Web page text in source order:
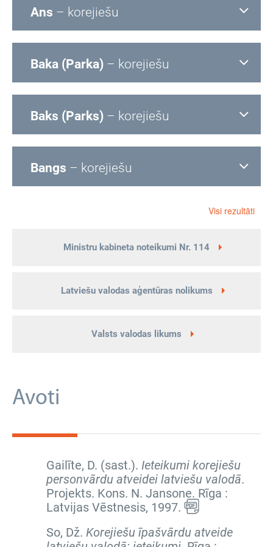
Ans – korejiešu
Baka (Parka) – korejiešu
Baks (Parks) – korejiešu
Bangs – korejiešu
Visi rezultāti
Ministru kabineta noteikumi Nr. 114
Latviešu valodas aģentūras nolikums
Valsts valodas likums
Avoti
Gailīte, D. (sast.). Ieteikumi korejiešu
personvārdu atveidei latviešu valodā.
Projekts. Kons. N. Jansone. Rīga :
Latvijas Vēstnesis, 1997.
So, Dž. Korejiešu īpašvārdu atveide